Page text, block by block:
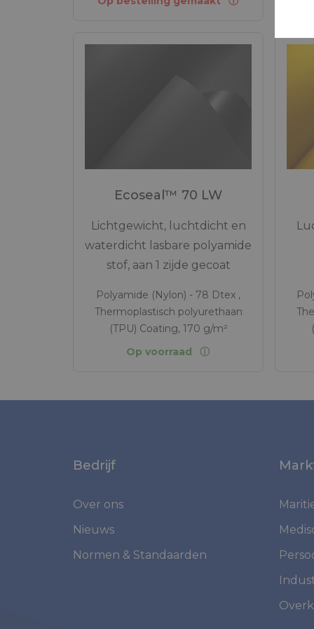
Ecoseal™ 70 LW
Lichtgewicht, luchtdicht en
waterdicht lasbare polyamide
stof, aan 1 zijde gecoat
Polyamide (Nylon) - 78 Dtex ,
Thermoplastisch polyurethaan
(TPU) Coating, 170 g/m²
Op voorraad
Bedrijf
Over ons
Nieuws
Normen & Standaarden